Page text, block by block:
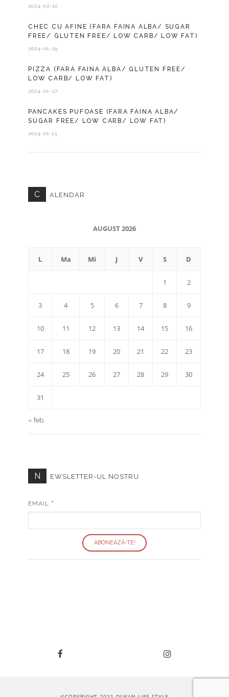
2024-02-10
CHEC CU AFINE (FARA FAINA ALBA/ SUGAR
FREE/ GLUTEN FREE/ LOW CARB/ LOW FAT)
2024-01-29
PIZZA (FARA FAINA ALBA/ GLUTEN FREE/
LOW CARB/ LOW FAT)
2024-01-27
PANCAKES PUFOASE (FARA FAINA ALBA/
SUGAR FREE/ LOW CARB/ LOW FAT)
2024-01-13
C ALENDAR
AUGUST 2026
L Ma Mi J V S D
1 2
3 4 5 6 7 8 9
10 11 12 13 14 15 16
17 18 19 20 21 22 23
24 25 26 27 28 29 30
31
« feb.
N EWSLETTER-UL NOSTRU
EMAIL *